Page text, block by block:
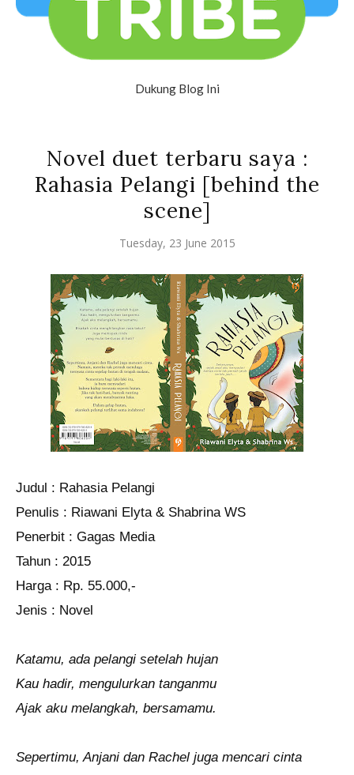
Dukung Blog Ini
Novel duet terbaru saya :
Rahasia Pelangi [behind the
scene]
Tuesday, 23 June 2015
Judul : Rahasia Pelangi
Penulis : Riawani Elyta & Shabrina WS
Penerbit : Gagas Media
Tahun : 2015
Harga : Rp. 55.000,-
Jenis : Novel
Katamu, ada pelangi setelah hujan
Kau hadir, mengulurkan tanganmu
Ajak aku melangkah, bersamamu.
Sepertimu, Anjani dan Rachel juga mencari cinta